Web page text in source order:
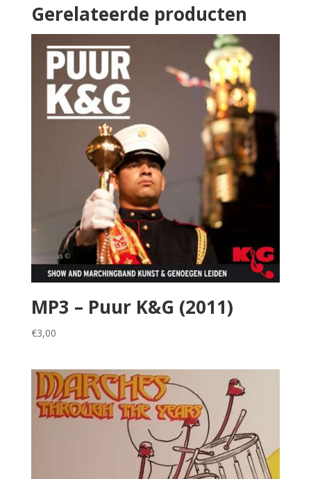
Gerelateerde producten
MP3 – Puur K&G (2011)
€3,00